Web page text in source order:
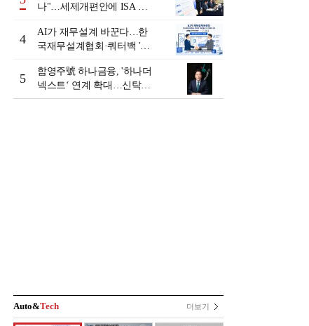
나"…세제개편안에 ISA 투
4
AI가 재무설계 바꾼다…한
국재무설계협회·쿼터백 '베
5
함영주號 하나금융, '하나더
넥스트‘ 연계 확대…신탁수
수료 2배 증가 효과 [금융 시
Auto&Tech 더보기